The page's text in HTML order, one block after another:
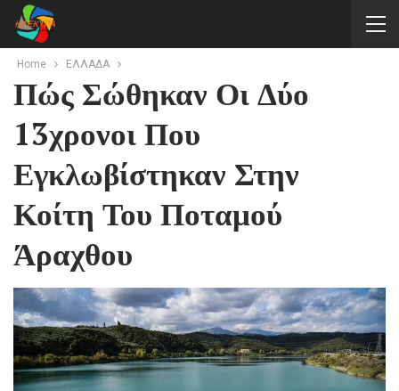
Home ΕΛΛΑΔΑ
Πώς Σώθηκαν Οι Δύο
13χρονοι Που
Εγκλωβίστηκαν Στην
Κοίτη Του Ποταμού
Άραχθου